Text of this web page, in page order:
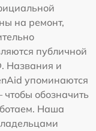
на ремонт,
публичной
Названия и
упоминаются
обозначить
Наша